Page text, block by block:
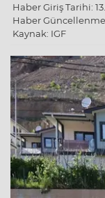
Haber Giriş Tarihi:
Haber Güncellenme
Kaynak: IGF